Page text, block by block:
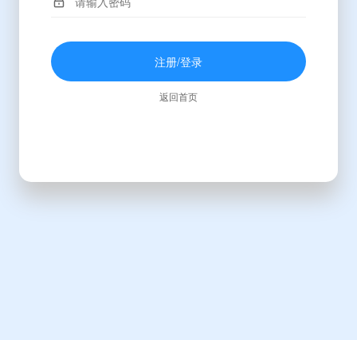
注册/登录
返回首页